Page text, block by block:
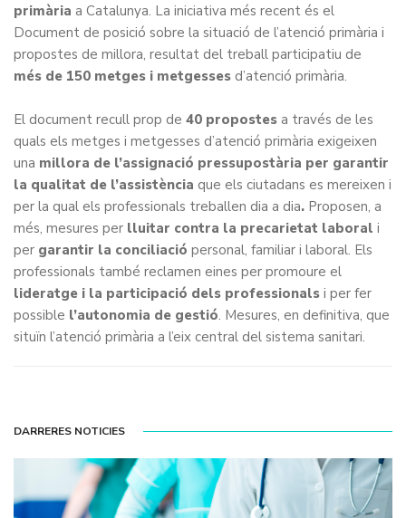
primària a Catalunya. La iniciativa més recent és el
Document de posició sobre la situació de l’atenció primària i
propostes de millora, resultat del treball participatiu de
més de 150 metges i metgesses d’atenció primària.
El document recull prop de 40 propostes a través de les
quals els metges i metgesses d’atenció primària exigeixen
una millora de l’assignació pressupostària per garantir
la qualitat de l’assistència que els ciutadans es mereixen i
per la qual els professionals treballen dia a dia. Proposen, a
més, mesures per lluitar contra la precarietat laboral i
per garantir la conciliació personal, familiar i laboral. Els
professionals també reclamen eines per promoure el
lideratge i la participació dels professionals i per fer
possible l’autonomia de gestió. Mesures, en definitiva, que
situïn l’atenció primària a l’eix central del sistema sanitari.
DARRERES NOTICIES